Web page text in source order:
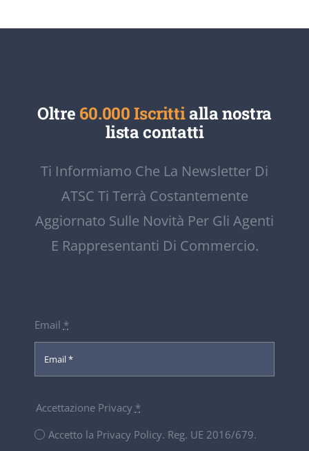
Oltre 60.000 Iscrittialla nostra
lista contatti
Ti Informiamo Che La Newsletter Di
ATSC Ti Terrà Costantemente
Aggiornato Sulle Novità Per Gli Agenti
E Rappresentanti Di Commercio.
Email *
Accettazione Privacy *
Accetto la Privacy Policy. Reg. UE 2016/679.